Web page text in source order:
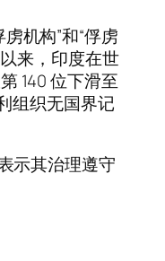
机构”和“俘虏
来，印度在世
140 位下滑至
组织无国界记
示其治理遵守